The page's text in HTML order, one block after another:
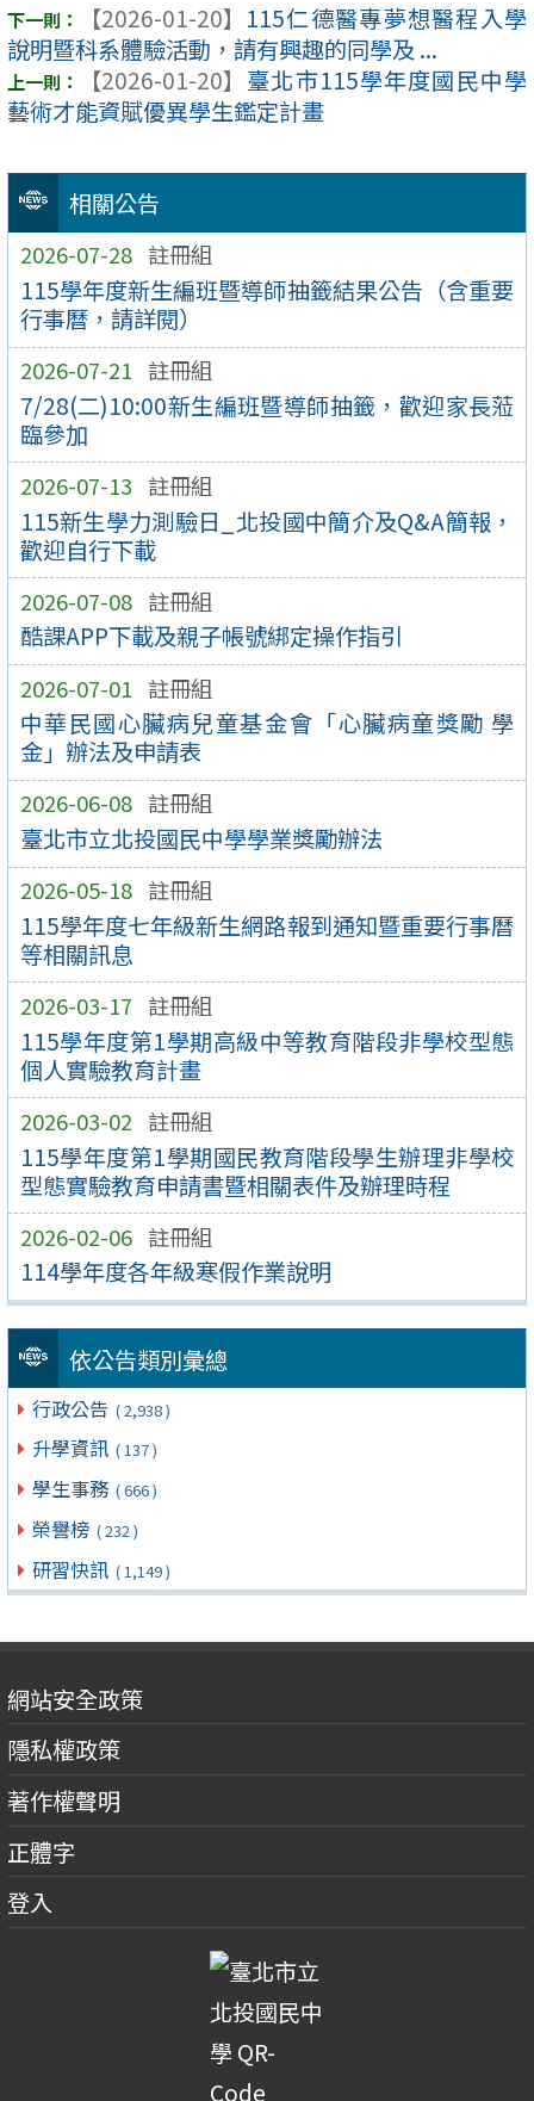
相關公告
2026-07-28 註冊組
115學年度新生編班暨導師抽籤結果公告（含重要
行事曆，請詳閱）
2026-07-21 註冊組
7/28(二)10:00新生編班暨導師抽籤，歡迎家長蒞
臨參加
2026-07-13 註冊組
115新生學力測驗日_北投國中簡介及Q&A簡報，
歡迎自行下載
2026-07-08 註冊組
酷課APP下載及親子帳號綁定操作指引
2026-07-01 註冊組
中華民國心臟病兒童基金會「心臟病童獎勵 學
金」辦法及申請表
2026-06-08 註冊組
臺北市立北投國民中學學業獎勵辦法
2026-05-18 註冊組
115學年度七年級新生網路報到通知暨重要行事曆
等相關訊息
2026-03-17 註冊組
115學年度第1學期高級中等教育階段非學校型態
個人實驗教育計畫
2026-03-02 註冊組
115學年度第1學期國民教育階段學生辦理非學校
型態實驗教育申請書暨相關表件及辦理時程
2026-02-06 註冊組
114學年度各年級寒假作業說明
依公告類別彙總
行政公告 ( 2,938 )
升學資訊 ( 137 )
學生事務 ( 666 )
榮譽榜 ( 232 )
研習快訊 ( 1,149 )
【2026-01-20】 115仁德醫專夢想醫程入學
說明暨科系體驗活動，請有興趣的同學及 ...
【2026-01-20】 臺北市115學年度國民中學
藝術才能資賦優異學生鑑定計畫
網站安全政策
隱私權政策
著作權聲明
正體字
登入